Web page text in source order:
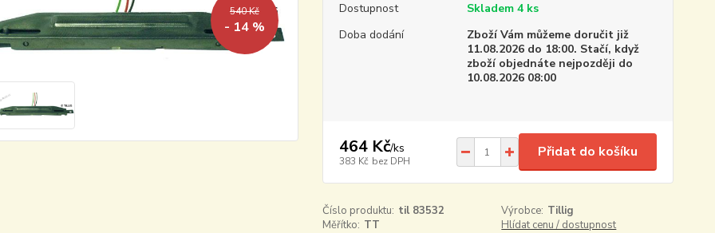
540 Kč
- 14 %
Dostupnost
Skladem 4 ks
Doba dodání
Zboží Vám můžeme doručit již
11.08.2026 do 18:00. Stačí, když
zboží objednáte nejpozději do
10.08.2026 08:00
464 Kč/ks
383 Kč bez DPH
Přidat do košíku
Číslo produktu: til 83532 Výrobce: Tillig
Měřítko: TT Hlídat cenu / dostupnost